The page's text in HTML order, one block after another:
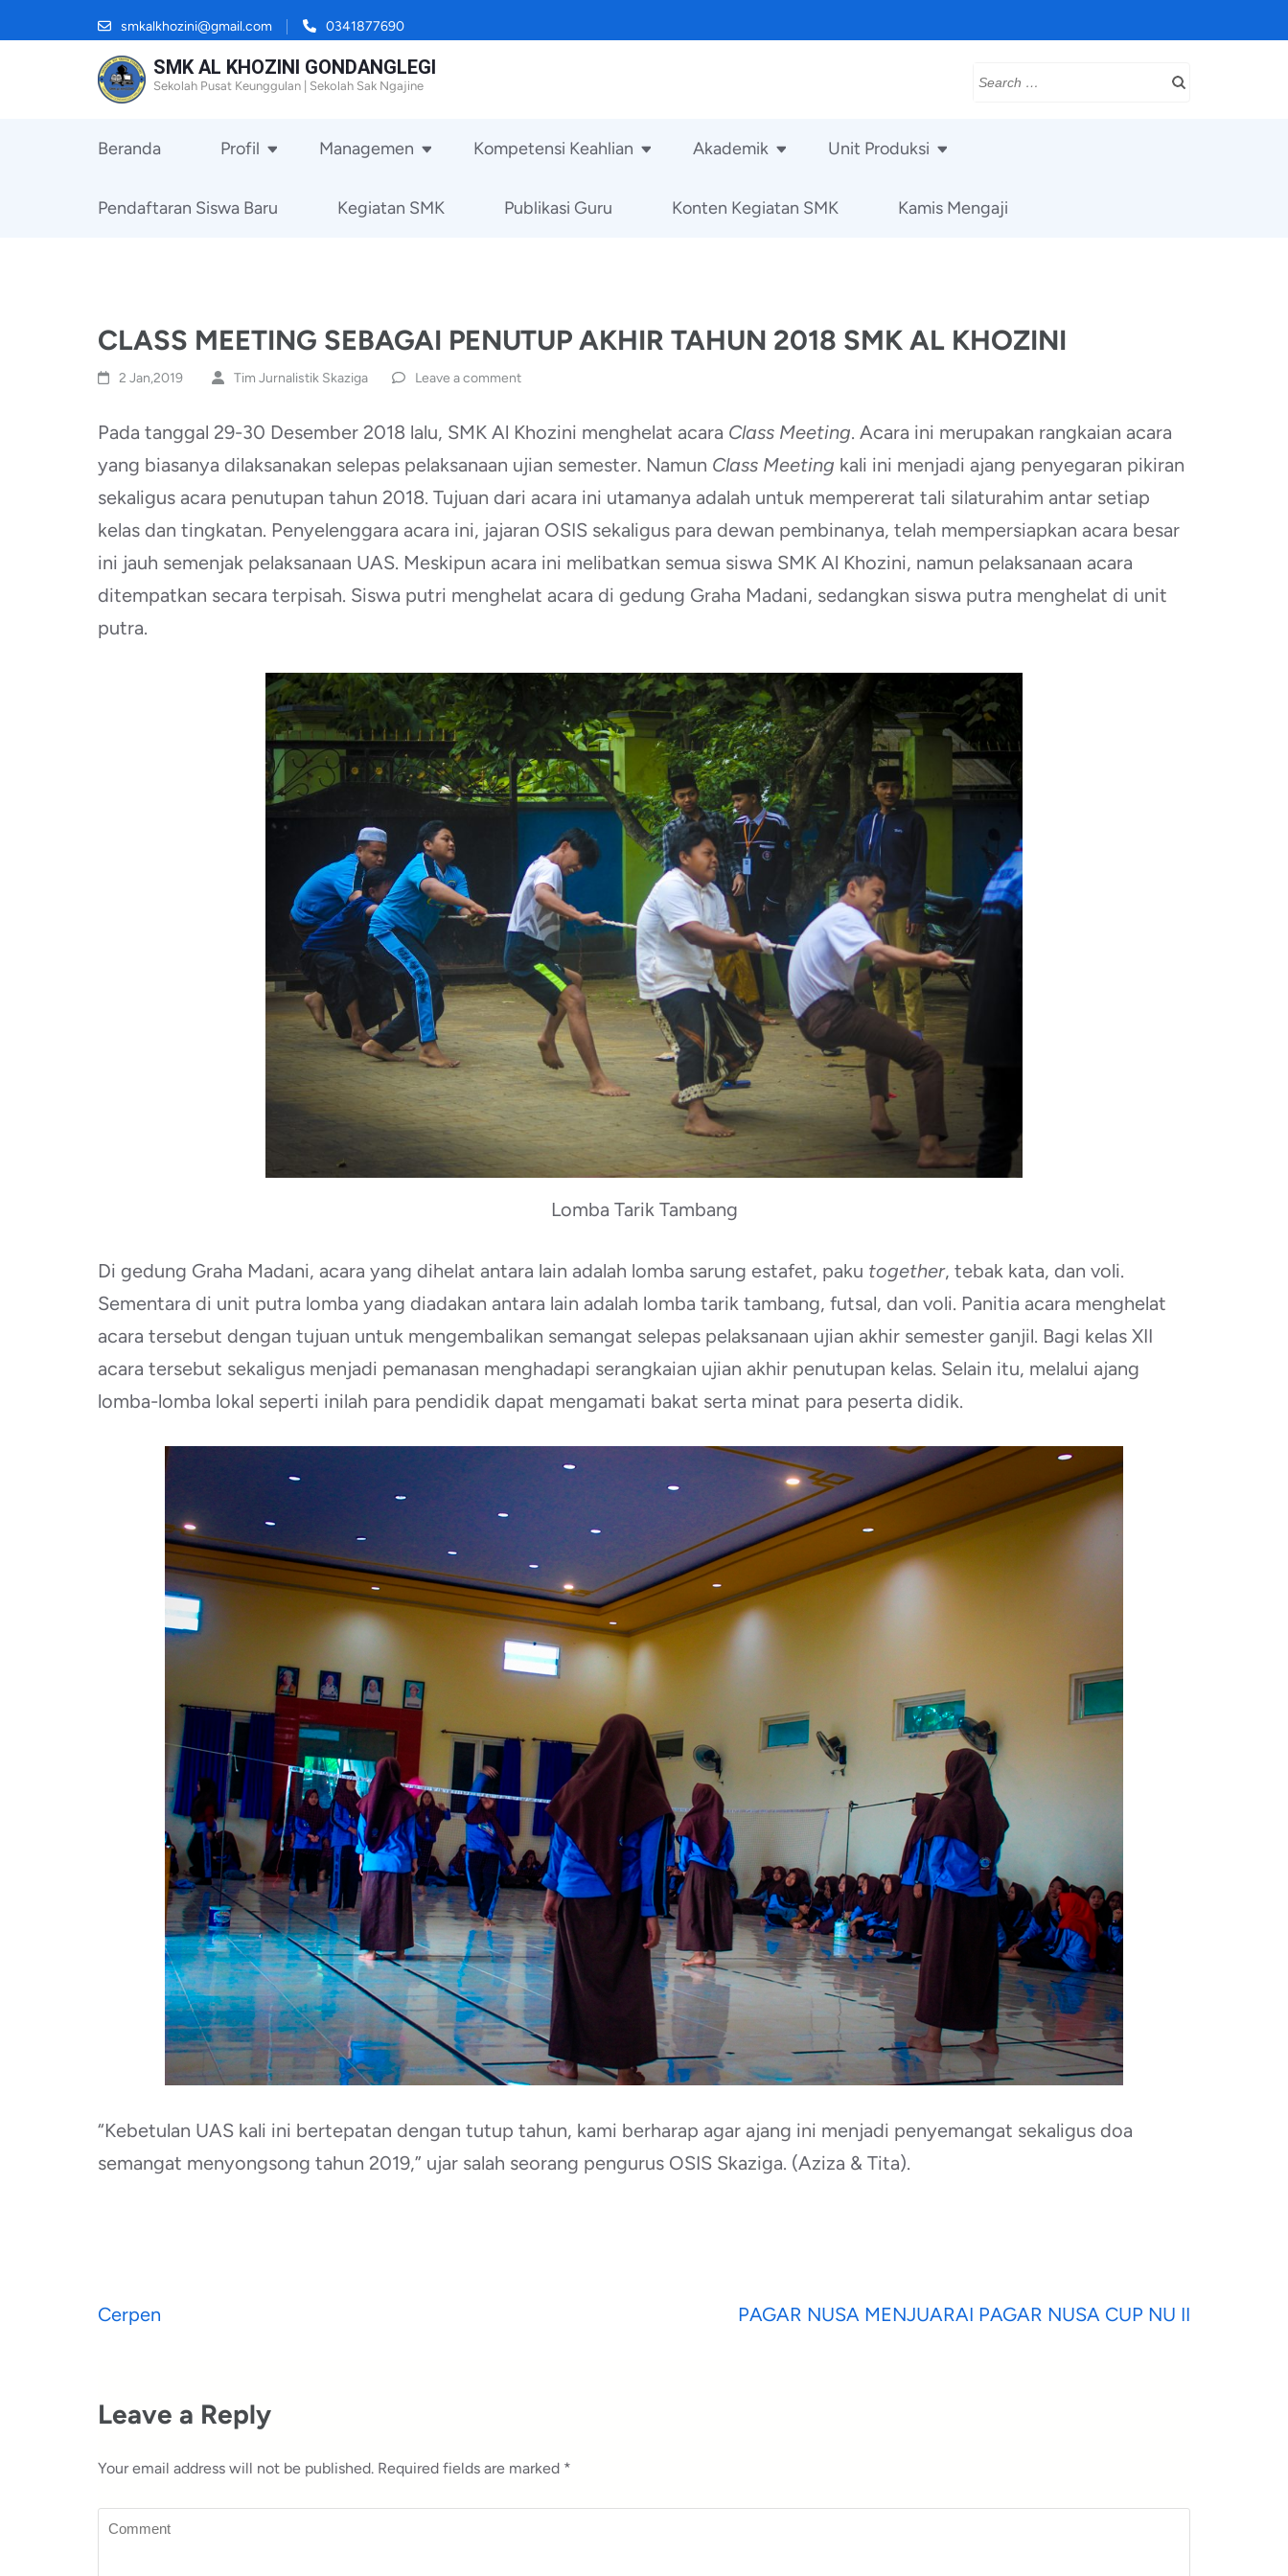
to
smkalkhozini@gmail.com 0341877690
SMK AL KHOZINI GONDANGLEGI
Sekolah Pusat Keunggulan | Sekolah Sak Ngajine
Search
Beranda Profil Managemen Kompetensi Keahlian Akademik Unit Produksi
Pendaftaran Siswa Baru Kegiatan SMK Publikasi Guru Konten Kegiatan SMK Kamis Mengaji
CLASS MEETING SEBAGAI PENUTUP AKHIR TAHUN 2018 SMK AL KHOZINI
2 Jan,2019 Tim Jurnalistik Skaziga Leave a comment
Pada tanggal 29-30 Desember 2018 lalu, SMK Al Khozini menghelat acara Class Meeting. Acara ini merupakan rangkaian acara
yang biasanya dilaksanakan selepas pelaksanaan ujian semester. Namun Class Meeting kali ini menjadi ajang penyegaran pikiran
sekaligus acara penutupan tahun 2018. Tujuan dari acara ini utamanya adalah untuk mempererat tali silaturahim antar setiap
kelas dan tingkatan. Penyelenggara acara ini, jajaran OSIS sekaligus para dewan pembinanya, telah mempersiapkan acara besar
ini jauh semenjak pelaksanaan UAS. Meskipun acara ini melibatkan semua siswa SMK Al Khozini, namun pelaksanaan acara
ditempatkan secara terpisah. Siswa putri menghelat acara di gedung Graha Madani, sedangkan siswa putra menghelat di unit
putra.
Lomba Tarik Tambang
Di gedung Graha Madani, acara yang dihelat antara lain adalah lomba sarung estafet, paku together, tebak kata, dan voli.
Sementara di unit putra lomba yang diadakan antara lain adalah lomba tarik tambang, futsal, dan voli. Panitia acara menghelat
acara tersebut dengan tujuan untuk mengembalikan semangat selepas pelaksanaan ujian akhir semester ganjil. Bagi kelas XII
acara tersebut sekaligus menjadi pemanasan menghadapi serangkaian ujian akhir penutupan kelas. Selain itu, melalui ajang
lomba-lomba lokal seperti inilah para pendidik dapat mengamati bakat serta minat para peserta didik.
“Kebetulan UAS kali ini bertepatan dengan tutup tahun, kami berharap agar ajang ini menjadi penyemangat sekaligus doa
semangat menyongsong tahun 2019,” ujar salah seorang pengurus OSIS Skaziga. (Aziza & Tita).
Post
Cerpen PAGAR NUSA MENJUARAI PAGAR NUSA CUP NU II
Leave a Reply
Your email address will not be published. Required fields are marked *
Comment